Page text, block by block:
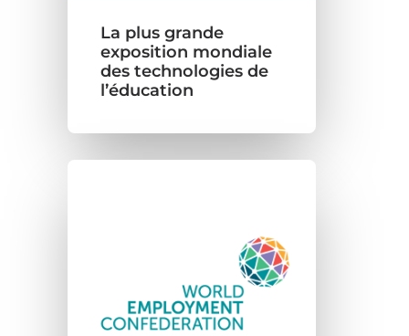
La plus grande
exposition mondiale
des technologies de
l’éducation